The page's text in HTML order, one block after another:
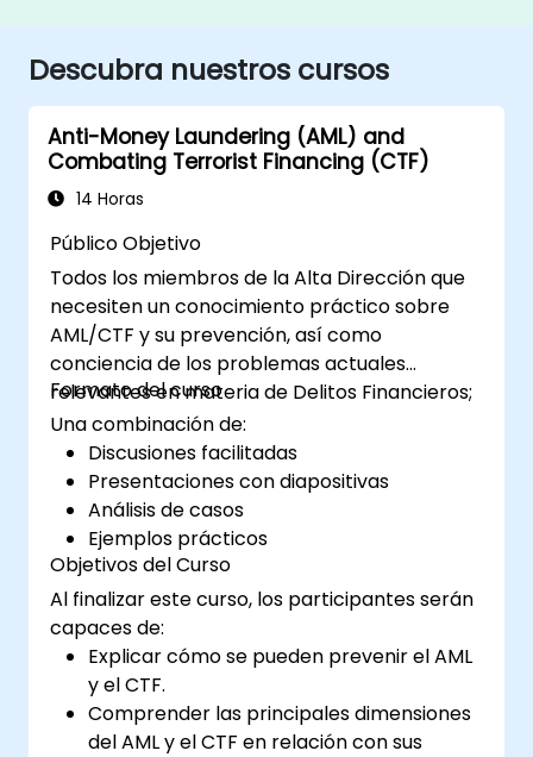
Descubra nuestros cursos
Anti-Money Laundering (AML) and
Combating Terrorist Financing (CTF)
14 Horas
Público Objetivo
Todos los miembros de la Alta Dirección que
necesiten un conocimiento práctico sobre
AML/CTF y su prevención, así como
conciencia de los problemas actuales
relevantes en materia de Delitos Financieros;
Formato del curso
Una combinación de:
Discusiones facilitadas
Presentaciones con diapositivas
Análisis de casos
Ejemplos prácticos
Objetivos del Curso
Al finalizar este curso, los participantes serán
capaces de:
Explicar cómo se pueden prevenir el AML
y el CTF.
Comprender las principales dimensiones
del AML y el CTF en relación con sus